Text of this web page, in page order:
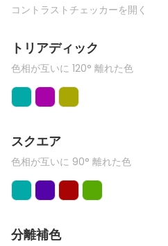
コントラストチェッカーを開く
トリアディック
色相が互いに 120° 離れた色
スクエア
色相が互いに 90° 離れた色
分離補色